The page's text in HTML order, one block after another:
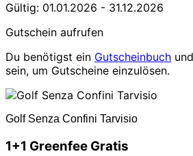
Gültig: 01.01.2026 - 31.12.2026
Gutschein aufrufen
Du benötigst ein Gutscheinbuch
sein, um Gutscheine einzulösen.
Golf Senza Confini Tarvisio
1+1 Greenfee Gratis